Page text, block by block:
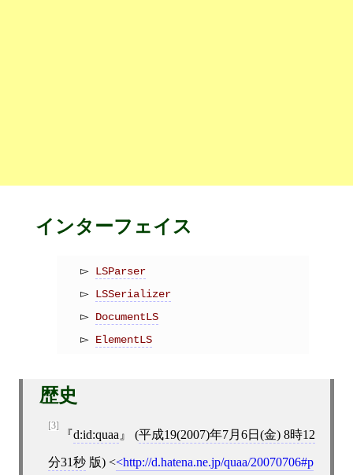
インターフェイス
LSParser
LSSerializer
DocumentLS
ElementLS
歴史
[3]
d:id:quaa (平成19(2007)年7月6日(金) 8時12
分31秒版) < http://d.hatena.ne.jp/quaa/20070706#p